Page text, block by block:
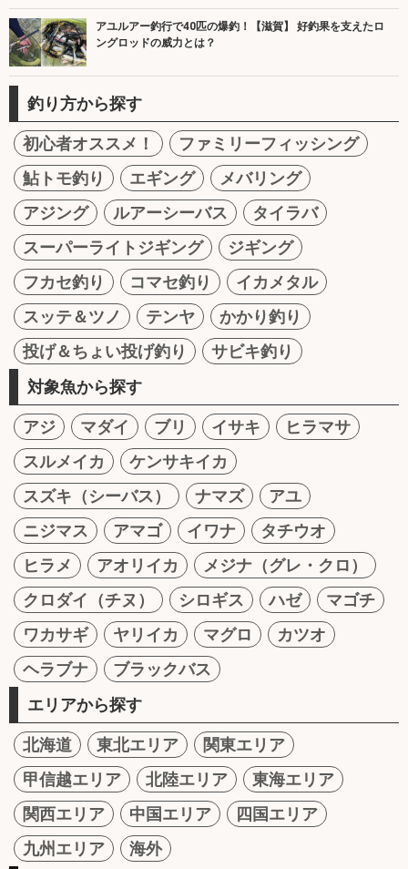
アユルアー釣行で40匹の爆釣！【滋賀】 好釣果を支えたロ
ングロッドの威力とは？
釣り方から探す
初心者オススメ！
ファミリーフィッシング
鮎トモ釣り
エギング
メバリング
アジング
ルアーシーバス
タイラバ
スーパーライトジギング
ジギング
フカセ釣り
コマセ釣り
イカメタル
スッテ＆ツノ
テンヤ
かかり釣り
投げ＆ちょい投げ釣り
サビキ釣り
対象魚から探す
アジ マダイ ブリ イサキ
ヒラマサ
スルメイカ
ケンサキイカ
スズキ（シーバス）
ナマズ
アユ
ニジマス
アマゴ イワナ
タチウオ
ヒラメ
アオリイカ
メジナ（グレ・クロ）
クロダイ（チヌ）
シロギス ハゼ
マゴチ
ワカサギ
ヤリイカ マグロ
カツオ
ヘラブナ
ブラックバス
エリアから探す
北海道 東北エリア
関東エリア
甲信越エリア
北陸エリア
東海エリア
関西エリア
中国エリア
四国エリア
九州エリア
海外